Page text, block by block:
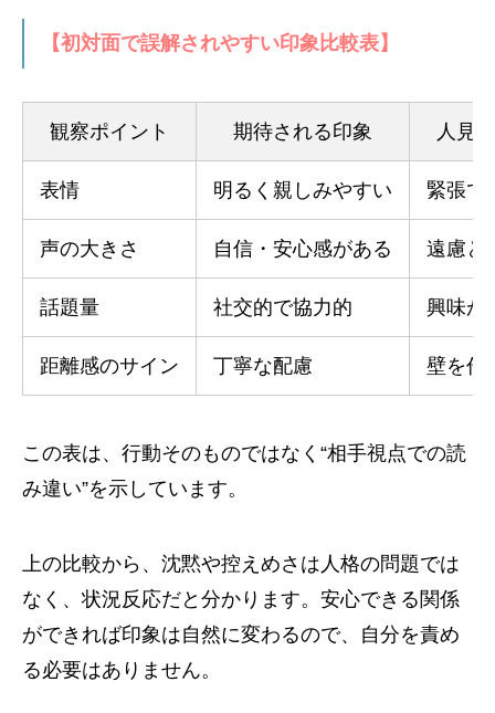
【初対面で誤解されやすい印象比較表】
観察ポイント 期待される印象 人見
表情 明るく親しみやすい 緊張で
声の大きさ 自信・安心感がある 遠慮と
話題量 社交的で協力的 興味が
距離感のサイン 丁寧な配慮 壁を作
この表は、行動そのものではなく“相手視点での読
み違い”を示しています。
上の比較から、沈黙や控えめさは人格の問題では
なく、状況反応だと分かります。安心できる関係
ができれば印象は自然に変わるので、自分を責め
る必要はありません。